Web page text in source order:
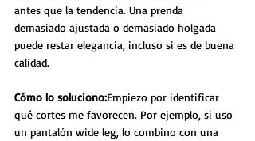
antes que la tendencia. Una prenda
demasiado ajustada o demasiado holgada
puede restar elegancia, incluso si es de buena
calidad.
Cómo lo soluciono:Empiezo por identificar
qué cortes me favorecen. Por ejemplo, si uso
un pantalón wide leg, lo combino con una